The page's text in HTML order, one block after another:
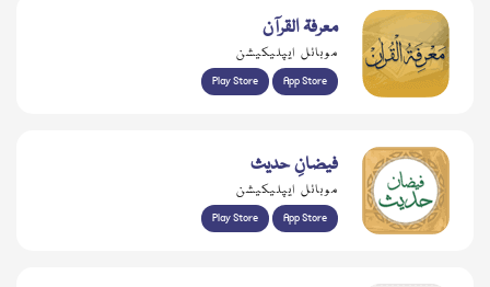
معرفۃ القرآن
موبائل ایپلیکیشن
Play Store App Store
فیضانِ حدیث
موبائل ایپلیکیشن
Play Store App Store